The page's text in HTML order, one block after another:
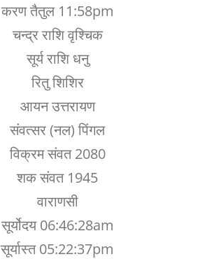
करण तैतुल 11:58pm
चन्द्र राशि वृश्चिक
सूर्य राशि धनु
रितु शिशिर
आयन उत्तरायण
संवत्सर (नल) पिंगल
विक्रम संवत 2080
शक संवत 1945
वाराणसी
सूर्योदय 06:46:28am
सूर्यास्त 05:22:37pm